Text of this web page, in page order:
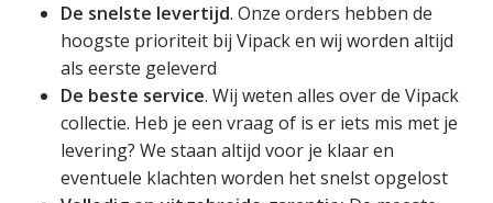
De snelste levertijd. Onze orders hebben de
hoogste prioriteit bij Vipack en wij worden altijd
als eerste geleverd
De beste service. Wij weten alles over de Vipack
collectie. Heb je een vraag of is er iets mis met je
levering? We staan altijd voor je klaar en
eventuele klachten worden het snelst opgelost